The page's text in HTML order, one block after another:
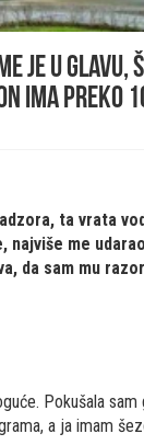
je u glavu,
ima preko
ta vrata
me
da sam mu
Pokušala
a ja imam